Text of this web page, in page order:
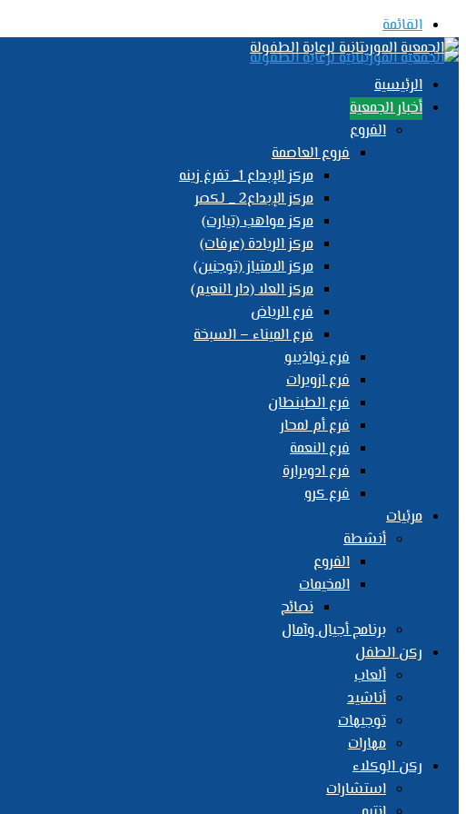
القائمة
الرئيسية
أخبار الجمعية
الفروع
فروع العاصمة
مركز الإبداع 1_ تفرغ زينه
مركز الإبداع2 _ لكصر
مركز مواهب (تيارت)
مركز الريادة (عرفات)
مركز الامتياز (توجنين)
مركز العلا (دار النعيم)
فرع الرياض
فرع الميناء – السبخة
فرع نواذيبو
فرع ازويرات
فرع الطينطان
فرع أم لمحار
فرع النعمة
فرع ادويرارة
فرع كرو
مرئيات
أنشطة
الفروع
المخيمات
نصائح
برنامج أجيال وآمال
ركن الطفل
ألعاب
أناشيد
توجيهات
مهارات
ركن الوكلاء
استشارات